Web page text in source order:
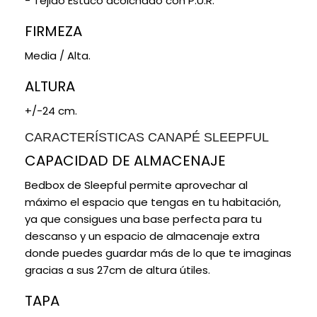
obtener lo que necesitas y organizar tus cosas de
manera eficiente.
FIRMEZA
Media / Alta.
ALTURA
+/-24 cm.
CARACTERÍSTICAS CANAPÉ SLEEPFUL
CAPACIDAD DE ALMACENAJE
Bedbox de Sleepful permite aprovechar al
máximo el espacio que tengas en tu habitación,
ya que consigues una base perfecta para tu
descanso y un espacio de almacenaje extra
donde puedes guardar más de lo que te imaginas
gracias a sus 27cm de altura útiles.
TAPA